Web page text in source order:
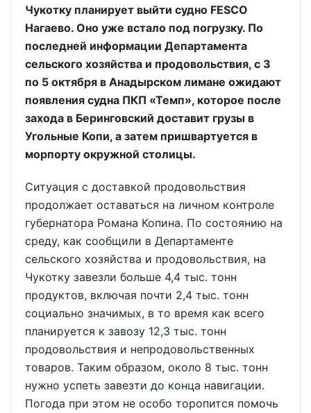
Чукотку планирует выйти судно FESCO
Нагаево. Оно уже встало под погрузку. По
последней информации Департамента
сельского хозяйства и продовольствия, с 3
по 5 октября в Анадырском лимане ожидают
появления судна ПКП «Темп», которое после
захода в Беринговский доставит грузы в
Угольные Копи, а затем пришвартуется в
морпорту окружной столицы.
Ситуация с доставкой продовольствия
продолжает оставаться на личном контроле
губернатора Романа Копина. По состоянию на
среду, как сообщили в Департаменте
сельского хозяйства и продовольствия, на
Чукотку завезли больше 4,4 тыс. тонн
продуктов, включая почти 2,4 тыс. тонн
социально значимых, в то время как всего
планируется к завозу 12,3 тыс. тонн
продовольствия и непродовольственных
товаров. Таким образом, около 8 тыс. тонн
нужно успеть завезти до конца навигации.
Погода при этом не особо торопится помочь